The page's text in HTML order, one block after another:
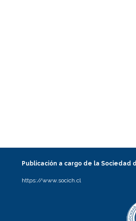
Publicación a cargo de la Sociedad
https://www.socich.cl